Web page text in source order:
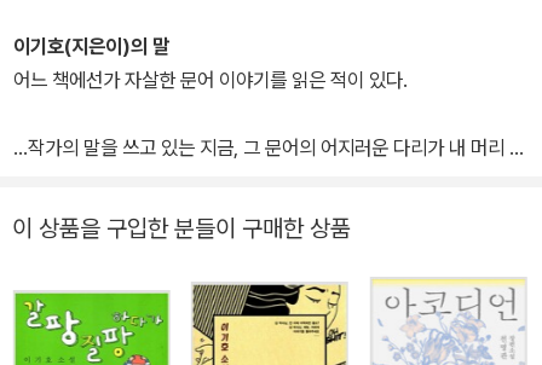
기』, 짧은 소설 『웬만해선 아무렇지 않다』 『세 살 버릇 여름까지 간
다』 『누가 봐도 연애소설』 『눈감지 마라』 등을 펴냈다. 이효석문학상,
학상을 수상했다. 현재 광주대학교 문예창작과에서 학생들을 가르치
이기호(지은이)의 말
어느 책에선가 자살한 문어 이야기를 읽은 적이 있다.
...작가의 말을 쓰고 있는 지금, 그 문어의 어지러운 다리가 내 머리 속
돌아보니 지난 오 년, 내 삶의 궤적이 꼭 그 꼴이었다. 해산되어버린
의 전언처럼 '사랑밖에 모르는' 문어. 그 문어의 혼잣말이 바로 여기에
묶인 소설들이다.
이 상품을 구입한 분들이 구매한 상품